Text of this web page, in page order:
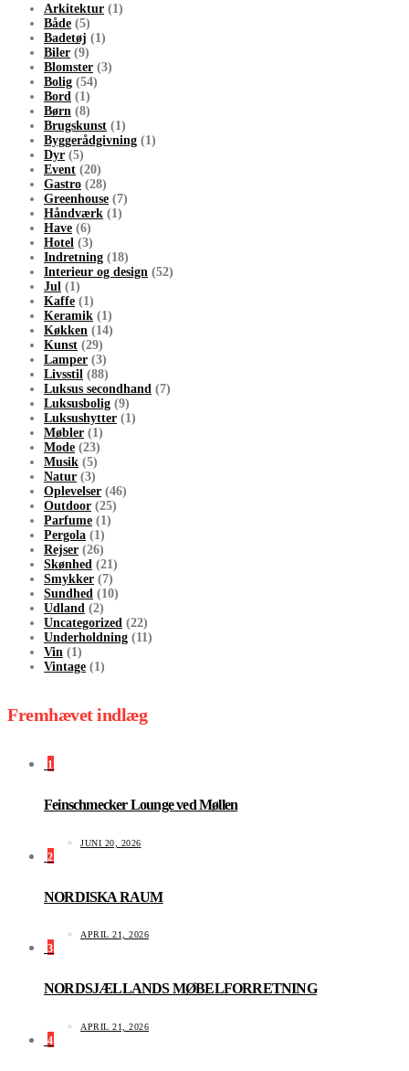
Arkitektur (1)
Både (5)
Badetøj (1)
Biler (9)
Blomster (3)
Bolig (54)
Bord (1)
Børn (8)
Brugskunst (1)
Byggerådgivning (1)
Dyr (5)
Event (20)
Gastro (28)
Greenhouse (7)
Håndværk (1)
Have (6)
Hotel (3)
Indretning (18)
Interieur og design (52)
Jul (1)
Kaffe (1)
Keramik (1)
Køkken (14)
Kunst (29)
Lamper (3)
Livsstil (88)
Luksus secondhand (7)
Luksusbolig (9)
Luksushytter (1)
Møbler (1)
Mode (23)
Musik (5)
Natur (3)
Oplevelser (46)
Outdoor (25)
Parfume (1)
Pergola (1)
Rejser (26)
Skønhed (21)
Smykker (7)
Sundhed (10)
Udland (2)
Uncategorized (22)
Underholdning (11)
Vin (1)
Vintage (1)
Fremhævet indlæg
1
Feinschmecker Lounge ved Møllen
JUNI 20, 2026
2
NORDISKA RAUM
APRIL 21, 2026
3
NORDSJÆLLANDS MØBELFORRETNING
APRIL 21, 2026
4